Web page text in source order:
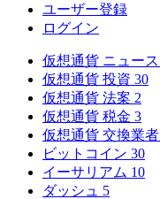
ユーザー登録
ログイン
仮想通貨 ニュース
仮想通貨 投資 30
仮想通貨 法案 2
仮想通貨 税金 3
仮想通貨 交換業者
ビットコイン 30
イーサリアム 10
ダッシュ 5